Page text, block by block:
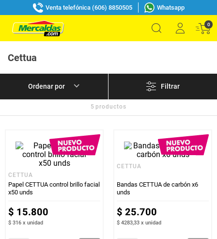
Venta telefónica (606) 8850505 Whatsapp
0
Cettua
Filtrar
5 productos
CETTUA
Papel CETTUA control brillo facial
x50 unds
$ 15.800
$ 316 x unidad
CETTUA
Bandas CETTUA de carbón x6
unds
$ 25.700
$ 4283,33 x unidad